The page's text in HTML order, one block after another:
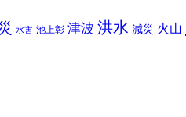
水害 池上彰 津波 洪水 減災 火山